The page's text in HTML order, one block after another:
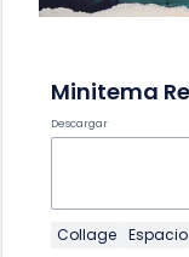
Descargar
Collage Espacio